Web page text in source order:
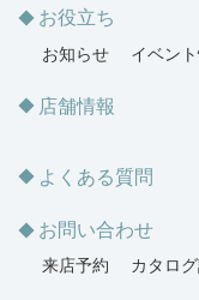
お役立ち
お知らせ イベン
店舗情報
よくある質問
お問い合わせ
来店予約 カタロ